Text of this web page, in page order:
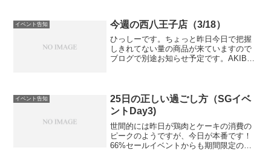
険なことはなしで！！ステージでは音楽
に合わせるフリースタイル...
イベント告知 今週の西八王子店（3/18）
ひっしーです。ちょっと昨日今日で把握
しきれてない量の商品が来ていますので
ブログで別途お知らせ予定です。AKIBA
公園で行われるT...
イベント告知
25日の正しい過ごし方（SGイベ
ントDay3)
世間的には昨日が鶏肉とケーキの消費の
ピークのようですが、今日が本番です！
66%セールイベントからも期間限定の商